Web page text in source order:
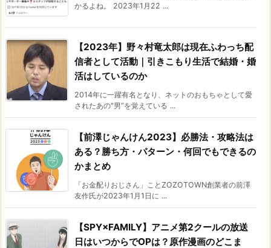
かるよね。 2023年1月22 ...
【2023年】野々村竜太郎は現在ふわっち配
信者として活動｜引きこもり生活で結婚・婚
活はしているのか
2014年に一躍有名となり、ネットのおもちゃとして愛
されたあの"男”を覚えている ...
【前澤じゃんけん2023】必勝法・攻略法は
ある？勝ち方・パターン・何回でもできるの
かまとめ
「お金配りおじさん」ことZOZOTOWN創業者の前澤
友作氏が2023年1月1日に ...
【SPY×FAMILY】アニメ第2クールの放送
日はいつからでOPは？原作漫画のどこま